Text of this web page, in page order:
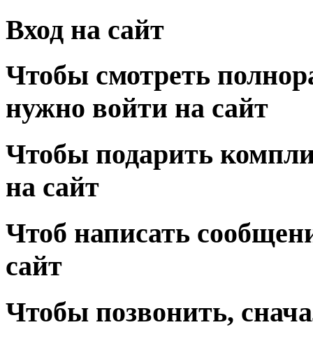
Вход на сайт
Чтобы смотреть
нужно войти на сайт
Чтобы подарить
на сайт
Чтоб написать
сайт
Чтобы позвонить,